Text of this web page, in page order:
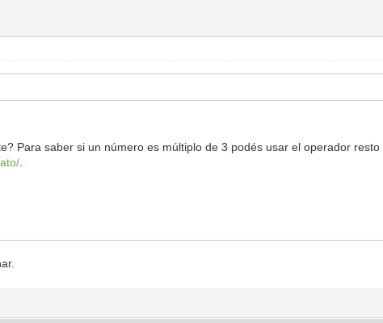
Para saber si un número es múltiplo de 3 podés usar el operador resto